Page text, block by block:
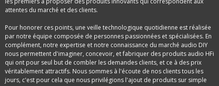
attentes du marché et des clients.
Pour honorer ces points, une veille technologique quotidienne est réalisée
par notre équipe composée de personnes passionnées et spécialisées. En
complément, notre expertise et notre connaissance du marché audio DIY
nous permettent d'imaginer, concevoir, et fabriquer des produits audio HFi
qui ont pour seul but de combler les demandes clients, et ce à des prix
véritablement attractifs. Nous sommes à l'écoute de nos clients tous les
jours, c'est pour cela que nous privilégions l'ajout de produits sur simple